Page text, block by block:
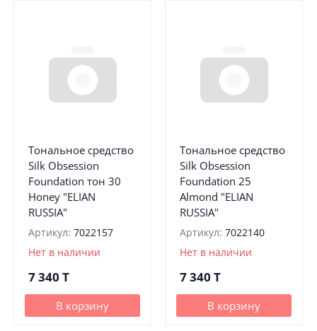
Тональное средство
Silk Obsession
Foundation тон 30
Honey "ELIAN
RUSSIA"
Артикул: 7022157
Нет в наличии
7 340 T
В корзину
Тональное средство
Silk Obsession
Foundation 25
Almond "ELIAN
RUSSIA"
Артикул: 7022140
Нет в наличии
7 340 T
В корзину